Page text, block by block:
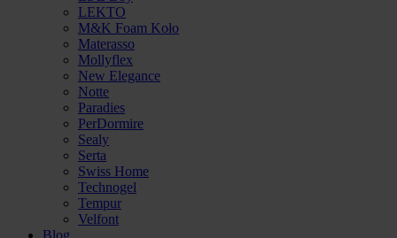
LEKTO
M&K Foam Koło
Materasso
Mollyflex
New Elegance
Notte
Paradies
PerDormire
Sealy
Serta
Swiss Home
Technogel
Tempur
Velfont
Blog